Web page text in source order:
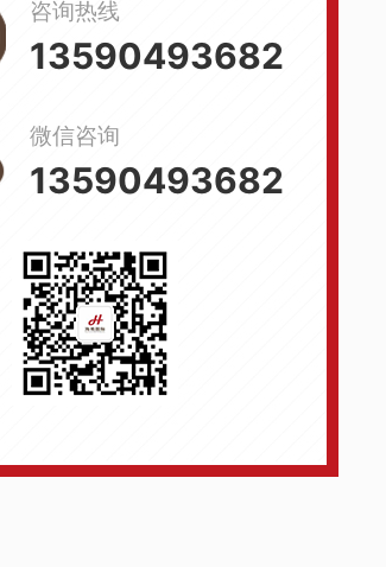
咨询热线
13590493682
微信咨询
13590493682